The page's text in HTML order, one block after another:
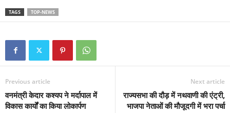
TAGS TOP-NEWS
Previous article
वनमंत्री केदार कश्यप ने मर्दापाल में
विकास कार्यों का किया लोकार्पण
Next article
राज्यसभा की दौड़ में नथवाणी की एंट्री,
भाजपा नेताओं की मौजूदगी में भरा पर्चा